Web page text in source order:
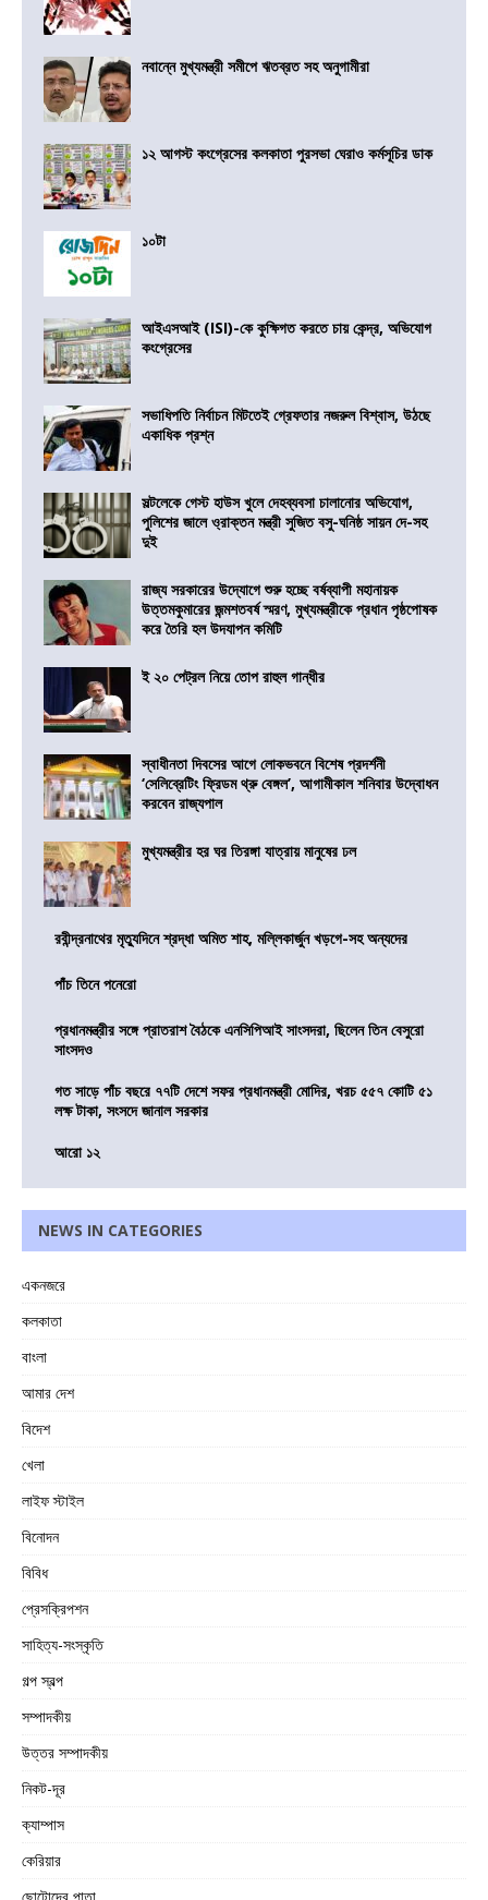
নবান্নে মুখ্যমন্ত্রী সমীপে ঋতব্রত সহ অনুগামীরা
১২ আগস্ট কংগ্রেসের কলকাতা পুরসভা ঘেরাও কর্মসূচির ডাক
১০টা
আইএসআই (ISI)-কে কুক্ষিগত করতে চায় কেন্দ্র, অভিযোগ
কংগ্রেসের
সভাধিপতি নির্বাচন মিটতেই গ্রেফতার নজরুল বিশ্বাস, উঠছে
একাধিক প্রশ্ন
সল্টলেকে গেস্ট হাউস খুলে দেহব্যবসা চালানোর অভিযোগ,
পুলিশের জালে ও্রাক্তন মন্ত্রী সুজিত বসু-ঘনিষ্ঠ সায়ন দে-সহ
দুই
রাজ্য সরকারের উদ্যোগে শুরু হচ্ছে বর্ষব্যাপী মহানায়ক
উত্তমকুমারের জন্মশতবর্ষ স্মরণ, মুখ্যমন্ত্রীকে প্রধান পৃষ্ঠপোষক
করে তৈরি হল উদযাপন কমিটি
ই ২০ পেট্রল নিয়ে তোপ রাহুল গান্ধীর
স্বাধীনতা দিবসের আগে লোকভবনে বিশেষ প্রদর্শনী
‘সেলিব্রেটিং ফ্রিডম থ্রু বেঙ্গল’, আগামীকাল শনিবার উদ্বোধন
করবেন রাজ্যপাল
মুখ্যমন্ত্রীর হর ঘর তিরঙ্গা যাত্রায় মানুষের ঢল
রবীন্দ্রনাথের মৃত্যুদিনে শ্রদ্ধা অমিত শাহ, মল্লিকার্জুন খড়গে-সহ অন্যদের
পাঁচ তিনে পনেরো
প্রধানমন্ত্রীর সঙ্গে প্রাতরাশ বৈঠকে এনসিপিআই সাংসদরা, ছিলেন তিন বেসুরো
সাংসদও
গত সাড়ে পাঁচ বছরে ৭৭টি দেশে সফর প্রধানমন্ত্রী মোদির, খরচ ৫৫৭ কোটি ৫১
লক্ষ টাকা, সংসদে জানাল সরকার
আরো ১২
NEWS IN CATEGORIES
একনজরে
কলকাতা
বাংলা
আমার দেশ
বিদেশ
খেলা
লাইফ স্টাইল
বিনোদন
বিবিধ
প্রেসক্রিপশন
সাহিত্য-সংস্কৃতি
গল্প স্বল্প
সম্পাদকীয়
উত্তর সম্পাদকীয়
নিকট-দূর
ক্যাম্পাস
কেরিয়ার